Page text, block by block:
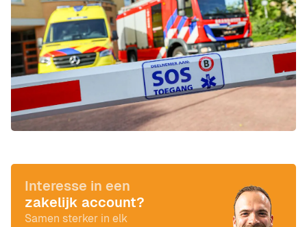
Interesse in een
zakelijk account?
Samen sterker in elk